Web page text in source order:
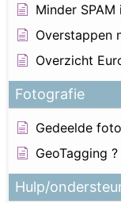
Minder SPAM
Overstappen
Overzicht
Fotografie
Gedeelde
GeoTagging ?
Hulp/